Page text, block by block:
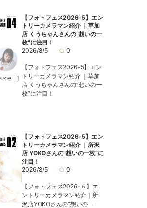
【フォトフェス2026-5】エン
トリーカメラマン紹介 ｜草加
店 くうちゃんさんの“想いの一
枚”に注目！
2026/8/5
0
【フォトフェス2026-5】エン
トリーカメラマン紹介 ｜草加
店 くうちゃんさんの“想いの一
枚”に注目！
【フォトフェス2026-5】エン
トリーカメラマン紹介 ｜所沢
店 YOKOさんの“想いの一枚”に
注目！
2026/8/5
0
【フォトフェス2026-５】エ
ントリーカメラマン紹介｜所
沢店YOKOさんの“想いの一